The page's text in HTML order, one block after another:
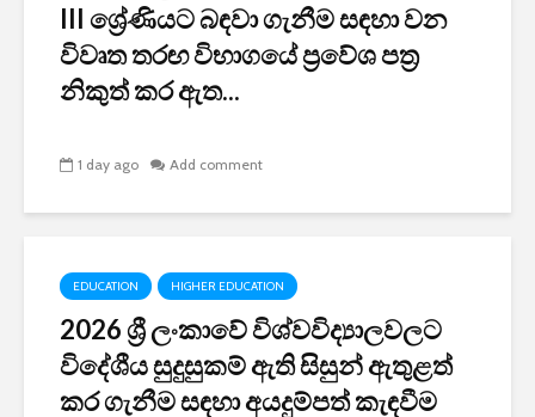
III ශ්‍රේණියට බඳවා ගැනීම සඳහා වන
විවෘත තරඟ විභාගයේ ප්‍රවේශ පත්‍ර
නිකුත් කර ඇත...
1 day ago Add comment
EDUCATION HIGHER EDUCATION
2026 ශ්‍රී ලංකාවේ විශ්වවිද්‍යාලවලට
විදේශීය සුදුසුකම් ඇති සිසුන් ඇතුළත්
කර ගැනීම සඳහා අයදුම්පත් කැඳවීම